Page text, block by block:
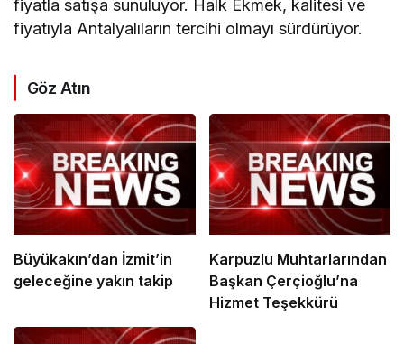
fiyatla satışa sunuluyor. Halk Ekmek, kalitesi ve
fiyatıyla Antalyalıların tercihi olmayı sürdürüyor.
Göz Atın
Büyükakın’dan İzmit’in
geleceğine yakın takip
Karpuzlu Muhtarlarından
Başkan Çerçioğlu’na
Hizmet Teşekkürü